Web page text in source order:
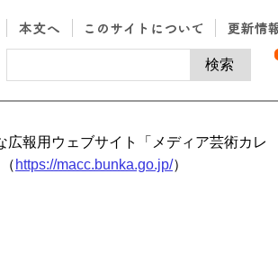
報用ウェブサイト「メディア芸術カレ
https://macc.bunka.go.jp/）